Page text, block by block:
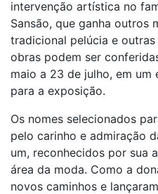
intervenção artística no
Sansão, que ganha outros
tradicional pelúcia e
obras podem ser
maio a 23 de julho, em
para a exposição.
Os nomes selecionados
pelo carinho e admiração
um, reconhecidos por sua
área da moda. Como a
novos caminhos e